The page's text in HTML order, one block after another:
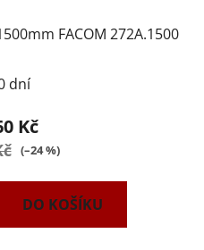
FACOM 272A.1500
dní
Kč
(–24 %)
DO KOŠÍKU